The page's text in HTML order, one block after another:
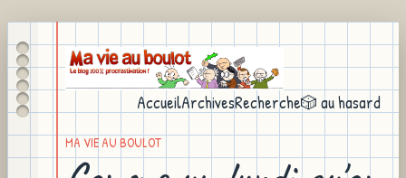
AccueilArchivesRecherche🎲 au hasard
MA VIE AU BOULOT